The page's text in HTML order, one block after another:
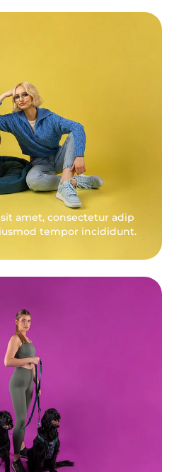
amet, consectetur adip
tempor incididunt.